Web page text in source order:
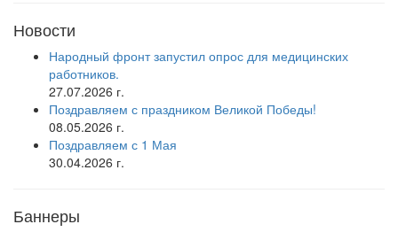
Новости
Народный фронт запустил опрос для медицинских
работников.
27.07.2026 г.
Поздравляем с праздником Великой Победы!
08.05.2026 г.
Поздравляем с 1 Мая
30.04.2026 г.
Баннеры